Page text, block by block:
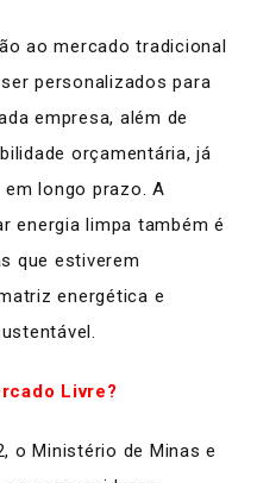
ao mercado tradicional
personalizados para
empresa, além de
orçamentária, já
longo prazo. A
energia limpa também é
que estiverem
energética e
Livre?
o Ministério de Minas e